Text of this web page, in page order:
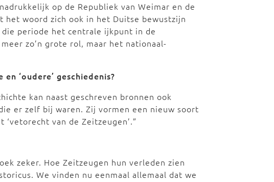
op de Republiek van Weimar en de
woord zich ook in het Duitse bewustzijn
periode het centrale ijkpunt in de
zo’n grote rol, maar het nationaal-
‘oudere’ geschiedenis?
kan naast geschreven bronnen ook
er zelf bij waren. Zij vormen een nieuw soort
van de Zeitzeugen’.”
zeker. Hoe Zeitzeugen hun verleden zien
We vinden nu eenmaal allemaal dat we